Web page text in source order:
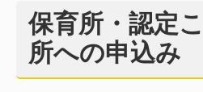
保育所・認定
所への申込み